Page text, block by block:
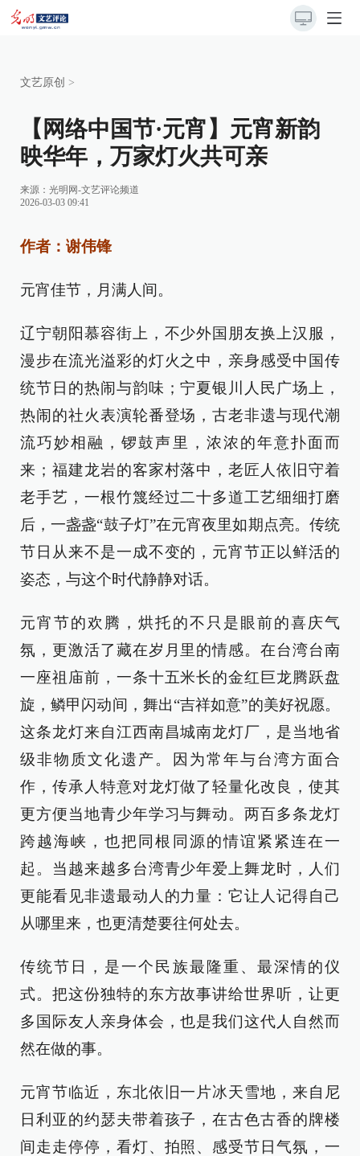
文艺原创 >
【网络中国节·元宵】元宵新韵
映华年，万家灯火共可亲
来源： 光明网-文艺评论频道
2026-03-03 09:41
作者：谢伟锋
元宵佳节，月满人间。
辽宁朝阳慕容街上，不少外国朋友换上汉服，
漫步在流光溢彩的灯火之中，亲身感受中国传
统节日的热闹与韵味；宁夏银川人民广场上，
热闹的社火表演轮番登场，古老非遗与现代潮
流巧妙相融，锣鼓声里，浓浓的年意扑面而
来；福建龙岩的客家村落中，老匠人依旧守着
老手艺，一根竹篾经过二十多道工艺细细打磨
后，一盏盏“鼓子灯”在元宵夜里如期点亮。传统
节日从来不是一成不变的，元宵节正以鲜活的
姿态，与这个时代静静对话。
元宵节的欢腾，烘托的不只是眼前的喜庆气
氛，更激活了藏在岁月里的情感。在台湾台南
一座祖庙前，一条十五米长的金红巨龙腾跃盘
旋，鳞甲闪动间，舞出“吉祥如意”的美好祝愿。
这条龙灯来自江西南昌城南龙灯厂，是当地省
级非物质文化遗产。因为常年与台湾方面合
作，传承人特意对龙灯做了轻量化改良，使其
更方便当地青少年学习与舞动。两百多条龙灯
跨越海峡，也把同根同源的情谊紧紧连在一
起。当越来越多台湾青少年爱上舞龙时，人们
更能看见非遗最动人的力量：它让人记得自己
从哪里来，也更清楚要往何处去。
传统节日，是一个民族最隆重、最深情的仪
式。把这份独特的东方故事讲给世界听，让更
多国际友人亲身体会，也是我们这代人自然而
然在做的事。
元宵节临近，东北依旧一片冰天雪地，来自尼
日利亚的约瑟夫带着孩子，在古色古香的牌楼
间走走停停，看灯、拍照、感受节日气氛，一